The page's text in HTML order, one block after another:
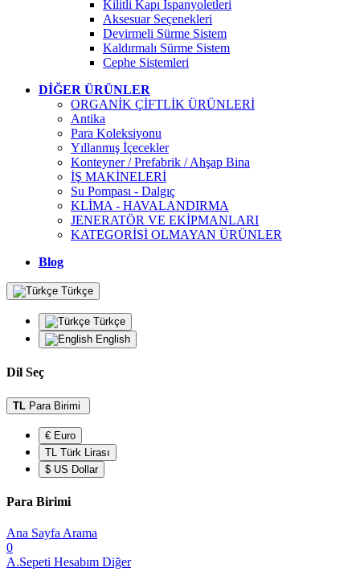
Kilitli Kapı İspanyoletleri
Aksesuar Seçenekleri
Devirmeli Sürme Sistem
Kaldırmalı Sürme Sistem
Cephe Sistemleri
DİĞER ÜRÜNLER
ORGANİK ÇİFTLİK ÜRÜNLERİ
Antika
Para Koleksiyonu
Yıllanmış İçecekler
Konteyner / Prefabrik / Ahşap Bina
İŞ MAKİNELERİ
Su Pompası - Dalgıç
KLİMA - HAVALANDIRMA
JENERATÖR VE EKİPMANLARI
KATEGORİSİ OLMAYAN ÜRÜNLER
Blog
Türkçe
Türkçe
English
Dil Seç
TL Para Birimi
€ Euro
TL Türk Lirası
$ US Dollar
Para Birimi
Ana Sayfa Arama
0
A.Sepeti Hesabım Diğer